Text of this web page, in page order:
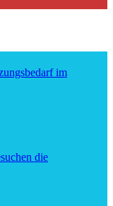
im
die